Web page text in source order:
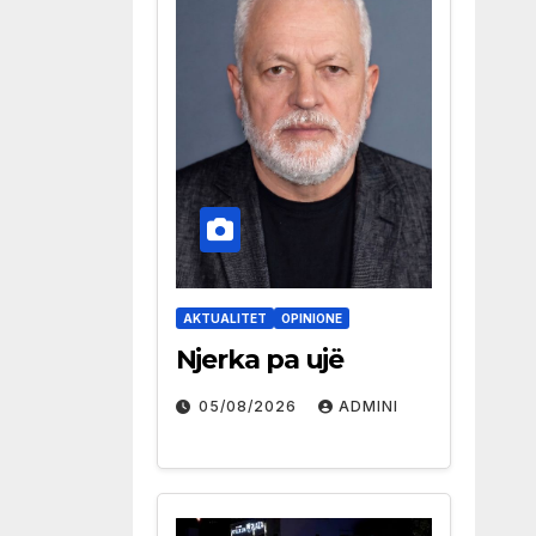
AKTUALITET OPINIONE
Njerka pa ujë
05/08/2026 ADMINI